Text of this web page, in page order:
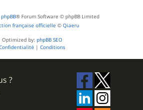
phpBB® Forum Software © phpBB Limited
française officielle © Qiaeru
Optimized by: phpBB SEO
| Conditions
?